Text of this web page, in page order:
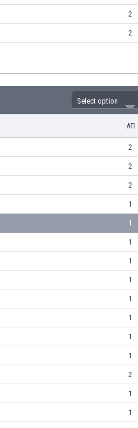
2
2
Select option
ΑΠ
2
2
2
1
1
1
1
1
1
1
1
1
2
1
1